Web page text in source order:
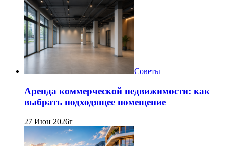
Советы
Аренда коммерческой недвижимости: как
выбрать подходящее помещение
27 Июн 2026г